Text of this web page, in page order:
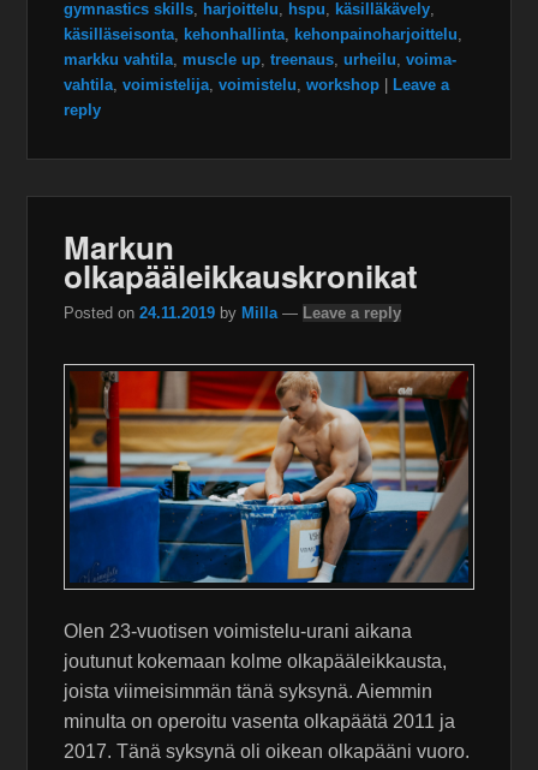
gymnastics skills, harjoittelu, hspu, käsilläkävely,
käsilläseisonta, kehonhallinta, kehonpainoharjoittelu,
markku vahtila, muscle up,treenaus,urheilu,voima-
vahtila,voimistelija,voimistelu,workshop
Leave a
reply
Markun
olkapääleikkauskronikat
Posted on24.11.2019 by Milla — Leave a reply
Olen 23-vuotisen voimistelu-urani aikana
joutunut kokemaan kolme olkapääleikkausta,
joista viimeisimmän tänä syksynä. Aiemmin
minulta on operoitu vasenta olkapäätä 2011 ja
2017. Tänä syksynä oli oikean olkapääni vuoro.